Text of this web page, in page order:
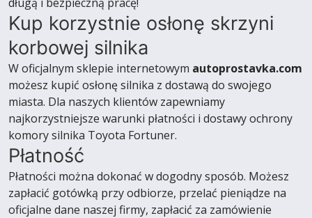
Kup korzystnie osłonę skrzyni
korbowej silnika
W oficjalnym sklepie internetowym autoprostavka.com
możesz kupić osłonę silnika z dostawą do swojego
miasta. Dla naszych klientów zapewniamy
najkorzystniejsze warunki płatności i dostawy ochrony
komory silnika Toyota Fortuner.
Płatność
Płatności można dokonać w dogodny sposób. Możesz
zapłacić gotówką przy odbiorze, przelać pieniądze na
oficjalne dane naszej firmy, zapłacić za zamówienie